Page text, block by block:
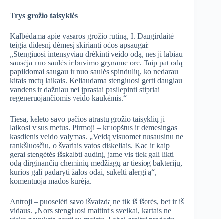
Trys grožio taisyklės
Kalbėdama apie vasaros grožio rutiną, I. Daugirdaitė
teigia didesnį dėmesį skirianti odos apsaugai:
„Stengiuosi intensyviau drėkinti veido odą, nes ji labiau
sausėja nuo saulės ir buvimo gryname ore. Taip pat odą
papildomai saugau ir nuo saulės spindulių, ko nedarau
kitais metų laikais. Keliaudama stengiuosi gerti daugiau
vandens ir dažniau nei įprastai pasilepinti stipriai
regeneruojančiomis veido kaukėmis.“
Tiesa, keleto savo pačios atrastų grožio taisyklių ji
laikosi visus metus. Pirmoji – kruopštus ir dėmesingas
kasdienis veido valymas. „Veidą visuomet nusausinu ne
rankšluosčiu, o švariais vatos diskeliais. Kad ir kaip
gerai stengėtės išskalbti audinį, jame vis tiek gali likti
odą dirginančių cheminių medžiagų ar tiesiog bakterijų,
kurios gali padaryti žalos odai, sukelti alergiją“, –
komentuoja mados kūrėja.
Antroji – puoselėti savo išvaizdą ne tik iš išorės, bet ir iš
vidaus. „Nors stengiuosi maitintis sveikai, kartais ne